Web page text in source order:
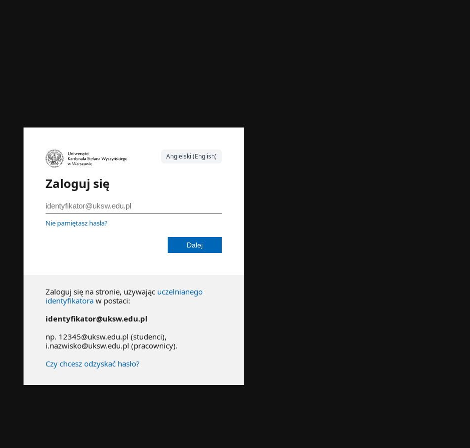
Angielski (English)
Zaloguj się
Nie pamiętasz hasła?
Zaloguj się na stronie, używając uczelnianego
identyfikatora w postaci:
identyfikator@uksw.edu.pl
np. 12345@uksw.edu.pl (studenci),
i.nazwisko@uksw.edu.pl (pracownicy).
Czy chcesz odzyskać hasło?